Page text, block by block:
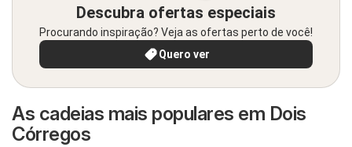
Descubra ofertas especiais
Procurando inspiração? Veja as ofertas perto de você!
Quero ver
As cadeias mais populares em Dois
Córregos